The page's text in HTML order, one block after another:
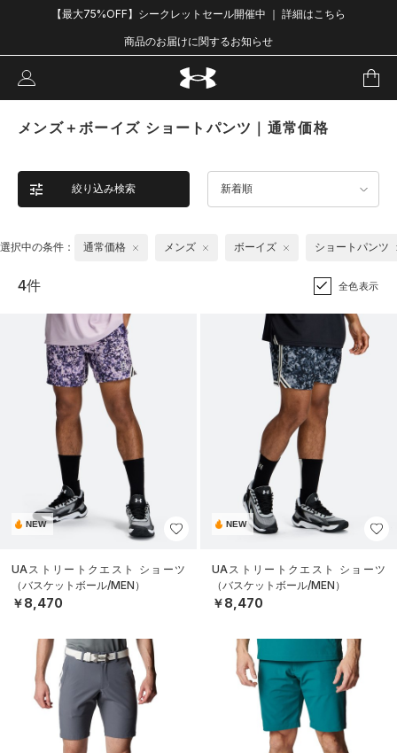
【最大75%OFF】シークレットセール開催中 ｜ 詳細はこちら
商品のお届けに関するお知らせ
メンズ＋ボーイズ ショートパンツ｜通常価格
絞り込み検索 新着順
選択中の条件： 通常価格 メンズ ボーイズ ショートパンツ
4件 全色表示
NEW
UAストリートクエスト ショーツ
（バスケットボール/MEN）
￥8,470
NEW
UAストリートクエスト ショーツ
（バスケットボール/MEN）
￥8,470